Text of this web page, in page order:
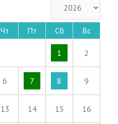
Чт Пт Сб Вс
1 2
6 7 8 9
13 14 15 16